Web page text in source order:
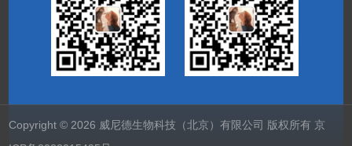
Copyright © 2026 威尼德生物科技（北京）有限公司 版权所有 京